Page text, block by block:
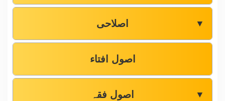
اصلاحی ▼
اصول افتاء
اصول فقہ ▼